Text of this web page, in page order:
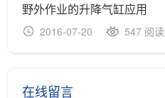
野外作业的升降气缸应用
2016-07-20 547 阅读
在线留言